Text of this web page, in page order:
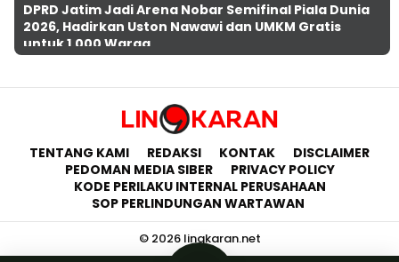
DPRD Jatim Jadi Arena Nobar Semifinal Piala Dunia
2026, Hadirkan Uston Nawawi dan UMKM Gratis
untuk 1.000 Warga
TENTANG KAMI REDAKSI KONTAK
DISCLAIMER
PEDOMAN MEDIA SIBER
PRIVACY POLICY
KODE PERILAKU INTERNAL PERUSAHAAN
SOP PERLINDUNGAN WARTAWAN
© 2026 lingkaran.net